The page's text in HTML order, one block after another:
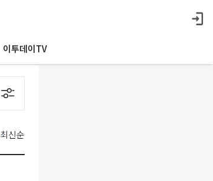
이투데이TV
최신순